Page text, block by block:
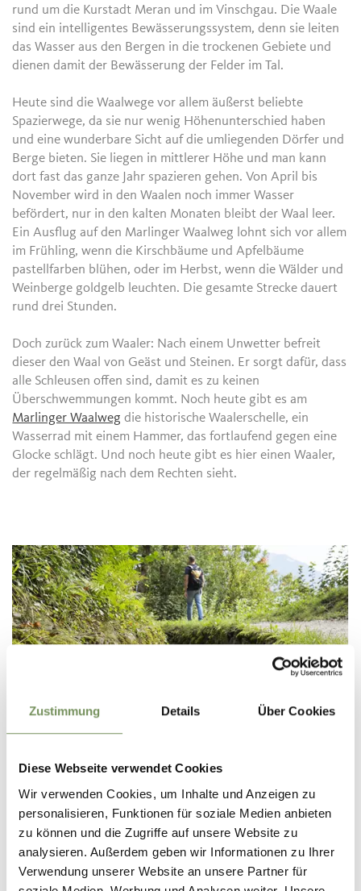
Zustimmung Details Über Cookies
Diese Webseite verwendet Cookies
Wir verwenden Cookies, um Inhalte und Anzeigen zu
personalisieren, Funktionen für soziale Medien anbieten
zu können und die Zugriffe auf unsere Website zu
analysieren. Außerdem geben wir Informationen zu Ihrer
Verwendung unserer Website an unsere Partner für
rund um die Kurstadt Meran und im Vinschgau. Die Waale
sind ein intelligentes Bewässerungssystem, denn sie leiten
das Wasser aus den Bergen in die trockenen Gebiete und
dienen damit der Bewässerung der Felder im Tal.
Heute sind die Waalwege vor allem äußerst beliebte
Spazierwege, da sie nur wenig Höhenunterschied haben
und eine wunderbare Sicht auf die umliegenden Dörfer und
Berge bieten. Sie liegen in mittlerer Höhe und man kann
dort fast das ganze Jahr spazieren gehen. Von April bis
November wird in den Waalen noch immer Wasser
befördert, nur in den kalten Monaten bleibt der Waal leer.
Ein Ausflug auf den Marlinger Waalweg lohnt sich vor allem
im Frühling, wenn die Kirschbäume und Apfelbäume
pastellfarben blühen, oder im Herbst, wenn die Wälder und
Weinberge goldgelb leuchten. Die gesamte Strecke dauert
rund drei Stunden.
Doch zurück zum Waaler: Nach einem Unwetter befreit
dieser den Waal von Geäst und Steinen. Er sorgt dafür, dass
alle Schleusen offen sind, damit es zu keinen
Überschwemmungen kommt. Noch heute gibt es am
Marlinger Waalweg die historische Waalerschelle, ein
Wasserrad mit einem Hammer, das fortlaufend gegen eine
Glocke schlägt. Und noch heute gibt es hier einen Waaler,
der regelmäßig nach dem Rechten sieht.
Mit 12 Kilometern Länge ist der Marlinger Waalweg der
längste in Südtirol.Er verläuft von der Töll, wo das Wasser
von der Etsch abgeleitet wird, bis zum Raffeingraben in